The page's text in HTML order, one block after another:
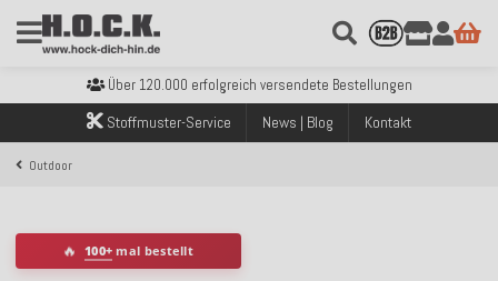
Über 120.000 erfolgreich versendete Bestellungen
Sicher bezahlen mit Klarna, PayPal & Amazon Pay
Kostenloser Versand innerhalb Deutschlands ab 99€ Bestellwert
Über 120.000 erfolgreich versendete Bestellungen
Stoffmuster-Service News | Blog Kontakt
Outdoor
🔥 100+ mal bestellt